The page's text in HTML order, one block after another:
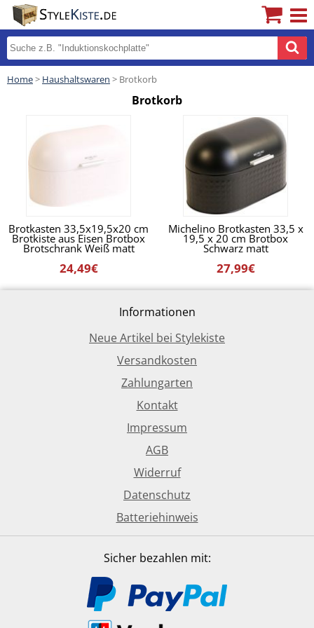
Home> Haushaltswaren > Brotkorb
Brotkorb
Brotkasten 33,5x19,5x20 cm
Brotkiste aus Eisen Brotbox
Brotschrank Weiß matt
24,49€
Michelino Brotkasten 33,5 x
19,5 x 20 cm Brotbox
Schwarz matt
27,99€
Informationen
Neue Artikel bei Stylekiste
Versandkosten
Zahlungarten
Kontakt
Impressum
AGB
Widerruf
Datenschutz
Batteriehinweis
Sicher bezahlen mit: